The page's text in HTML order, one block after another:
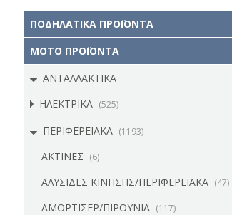
ΠΟΔΗΛΑΤΙΚΑ ΠΡΟΪΟΝΤΑ
ΜΟΤΟ ΠΡΟΪΟΝΤΑ
ΑΝΤΑΛΛΑΚΤΙΚΑ
ΗΛΕΚΤΡΙΚΑ (525)
ΠΕΡΙΦΕΡΕΙΑΚΑ (1193)
ΑΚΤΙΝΕΣ (6)
ΑΛΥΣΙΔΕΣ ΚΙΝΗΣΗΣ/ΠΕΡΙΦΕΡΕΙΑΚΑ (47)
ΑΜΟΡΤΙΣΕΡ/ΠΙΡΟΥΝΙΑ (117)